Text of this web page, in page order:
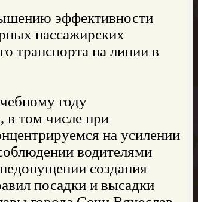
эффективности
пассажирских
транспорта на линии в
году
в том числе при
на усилении
водителями
создания
посадки и высадки